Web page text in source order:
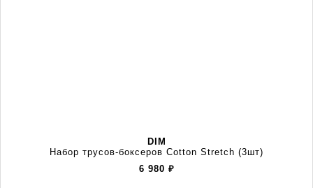
DIM
Набор трусов-боксеров Cotton Stretch (3шт)
6 980 ₽